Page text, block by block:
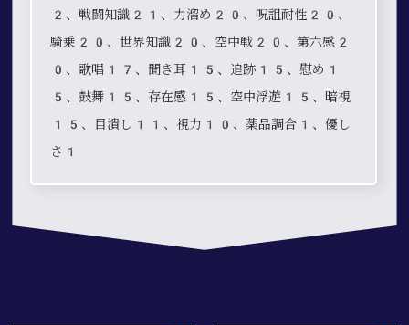
2、戦闘知識21、力溜め20、呪詛耐性20、
騎乗20、世界知識20、空中戦20、第六感2
0、歌唱17、聞き耳15、追跡15、慰め1
5、鼓舞15、存在感15、空中浮遊15、暗視
15、目潰し11、視力10、薬品調合1、優し
さ1